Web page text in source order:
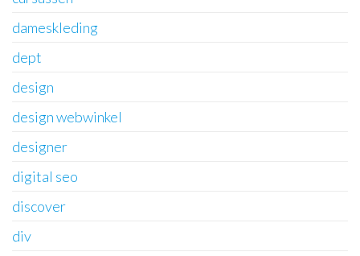
dameskleding
dept
design
design webwinkel
designer
digital seo
discover
div